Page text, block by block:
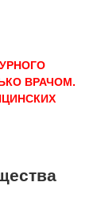
ВРАЧОМ.